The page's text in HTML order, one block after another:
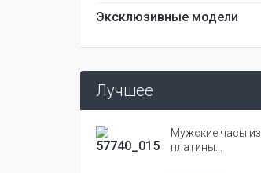
Эксклюзивные модели
Лучшее
Мужские часы из
платины...